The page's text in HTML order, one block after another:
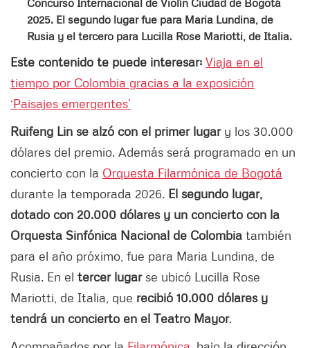
Concurso Internacional de Violín Ciudad de Bogotá
2025. El segundo lugar fue para Maria Lundina, de
Rusia y el tercero para Lucilla Rose Mariotti, de Italia.
Este contenido te puede interesar: Viaja en el
tiempo por Colombia gracias a la exposición
‘Paisajes emergentes’
Ruifeng Lin se alzó con el primer lugary los 30.000
dólares del premio. Además será programado en un
concierto con la Orquesta Filarmónica de Bogotá
durante la temporada 2026. El segundo lugar,
dotado con 20.000 dólares y un concierto con la
Orquesta Sinfónica Nacional de Colombia también
para el año próximo, fue para Maria Lundina, de
Rusia. En el tercer lugarse ubicó Lucilla Rose
Mariotti, de Italia, que recibió 10.000 dólares y
tendrá un concierto en el Teatro Mayor.